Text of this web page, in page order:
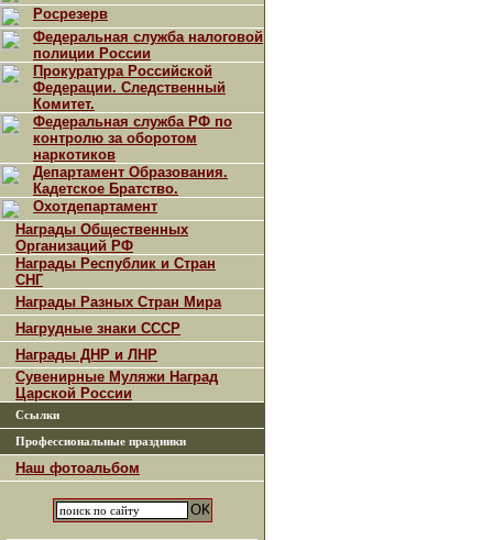
Росрезерв
Федеральная служба налоговой
полиции России
Прокуратура Российской
Федерации. Следственный
Комитет.
Федеральная служба РФ по
контролю за оборотом
наркотиков
Департамент Образования.
Кадетское Братство.
Охотдепартамент
Награды Общественных
Организаций РФ
Награды Республик и Стран
СНГ
Награды Разных Стран Мира
Нагрудные знаки СССР
Награды ДНР и ЛНР
Сувенирные Муляжи Наград
Царской России
Ссылки
Профессиональные праздники
Наш фотоальбом